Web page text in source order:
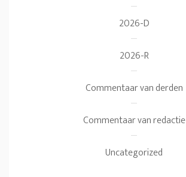
2026-D
2026-R
Commentaar van derden
Commentaar van redactie
Uncategorized